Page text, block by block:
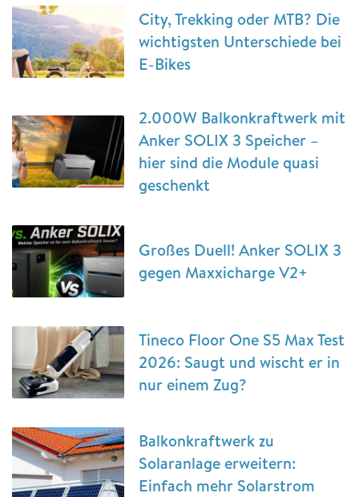
City, Trekking oder MTB? Die
wichtigsten Unterschiede bei
E-Bikes
2.000W Balkonkraftwerk mit
Anker SOLIX 3 Speicher –
hier sind die Module quasi
geschenkt
Großes Duell! Anker SOLIX 3
gegen Maxxicharge V2+
Tineco Floor One S5 Max Test
2026: Saugt und wischt er in
nur einem Zug?
Balkonkraftwerk zu
Solaranlage erweitern:
Einfach mehr Solarstrom